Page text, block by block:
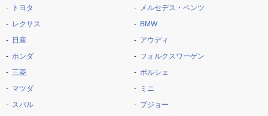
トヨタ
レクサス
日産
ホンダ
三菱
マツダ
スバル
メルセデス・ベンツ
BMW
アウディ
フォルクスワーゲン
ポルシェ
ミニ
プジョー